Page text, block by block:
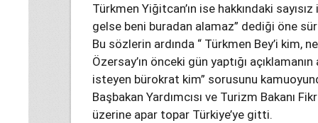
Türkmen Yiğitcan’ın ise hakkındaki
gelse beni buradan alamaz” dediği öne
Bu sözlerin ardında “ Türkmen Bey’i kim,
Özersay’ın önceki gün yaptığı
isteyen bürokrat kim” sorusunu
Başbakan Yardımcısı ve Turizm Bakanı
üzerine apar topar Türkiye’ye gitti.